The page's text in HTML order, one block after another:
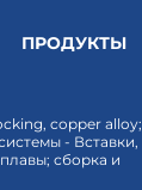
ПРОДУКТЫ
copper alloy;
- Вставки,
сборка и